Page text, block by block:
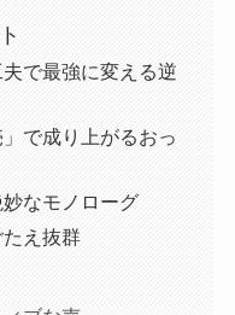
夫で最強に変える逆
で成り上がるおっ
なモノローグ
え抜群